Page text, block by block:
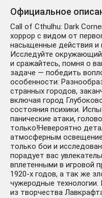
Официальное
Call of Cthulhu: Dark
хоррор с видом от
насыщенные действия и
Исследуйте
и сражайтесь, помня о
задаче — победить
особенности:
странных городов,
включая город
состояния психики.
панические атаки,
только!Невероятно
атмосферным
только бои и
порадует вас
вплетенными в игровой
1920-х годов, а так же
чужеродные
из творчества